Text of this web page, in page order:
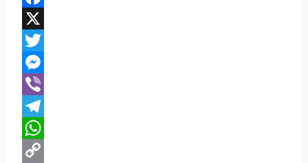
Facebook
X
Twitter
Messenger
Viber
Telegram
WhatsApp